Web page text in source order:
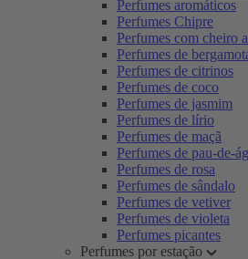
Perfumes aromáticos
Perfumes Chipre
Perfumes com cheiro
Perfumes de
Perfumes de citrinos
Perfumes de coco
Perfumes de jasmim
Perfumes de lírio
Perfumes de maçã
Perfumes de pau-de-
Perfumes de rosa
Perfumes de sândalo
Perfumes de vetiver
Perfumes de violeta
Perfumes picantes
Perfumes por estação